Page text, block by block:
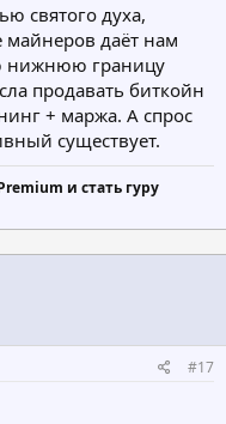
святого духа,
майнеров даёт нам
нижнюю границу
продавать биткойн
+ маржа. А спрос
существует.
и стать гуру
#17